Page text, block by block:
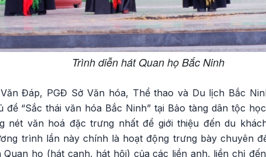
Trình diễn hát Quan họ Bắc Ninh
Đáp, PGĐ Sở Văn hóa, Thể thao và Du lịch Bắc
đề “Sắc thái văn hóa Bắc Ninh” tại Bảo tàng dân tộc
nét văn hoá đặc trưng nhất để giới thiệu đến du
trình lần này chính là hoạt động trưng bày chuyên
họ (hát canh, hát hội) của các liền anh, liền chị